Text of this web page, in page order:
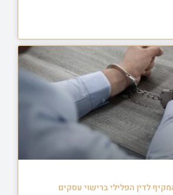
לדין הפלילי ברישוי עסקים